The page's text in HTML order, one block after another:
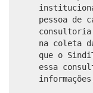
pessoa de
na coleta
que o
essa